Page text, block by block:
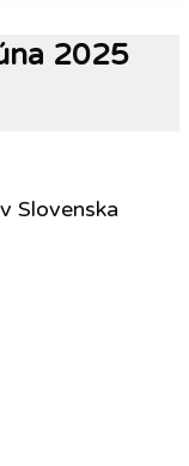
2025
Slovenska